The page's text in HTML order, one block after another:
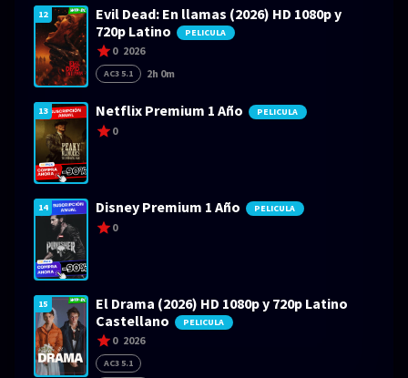
12
Evil Dead: En llamas (2026) HD 1080p y
720p Latino
PELICULA
0 2026
AC3 5.1 2h 0m
13 Netflix Premium 1 Año PELICULA
0
14 Disney Premium 1 Año PELICULA
0
15
El Drama (2026) HD 1080p y 720p Latino
Castellano
PELICULA
0 2026
AC3 5.1